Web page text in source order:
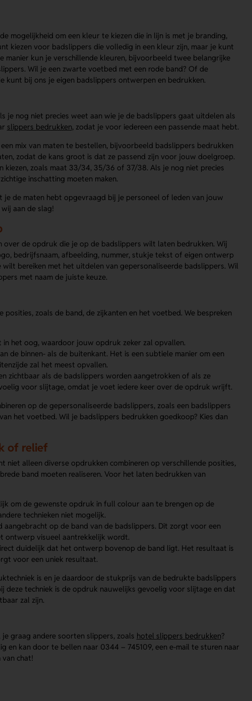
mogelijkheid om een kleur te kiezen die in lijn is met je branding,
kiezen voor badslippers die volledig in een kleur zijn, maar je kunt
kun je verschillende kleuren, bijvoorbeeld twee belangrijke
Wil je een zwarte voetbed met een rode band? Of de
kunt bij ons je eigen badslippers ontwerpen en bedrukken.
je nog niet precies weet aan wie je de badslippers gaat uitdelen als
slippers bedrukken, zodat je voor iedereen een passende maat hebt.
mix van maten te bestellen, bijvoorbeeld badslippers bedrukken
zodat de kans groot is dat ze passend zijn voor jouw doelgroep.
zoals maat 33/34, 35/36 of 37/38. Als je nog niet precies
inschatting moeten maken.
de maten hebt opgevraagd bij je personeel of leden van jouw
aan de slag!
over de opdruk die je op de badslippers wilt laten bedrukken. Wij
bedrijfsnaam, afbeelding, nummer, stukje tekst of eigen ontwerp
bereiken met het uitdelen van gepersonaliseerde badslippers. Wil
met naam de juiste keuze.
zoals de band, de zijkanten en het voetbed. We bespreken
in het oog, waardoor jouw opdruk zeker zal opvallen.
de binnen- als de buitenkant. Het is een subtiele manier om een
zal het meest opvallen.
zichtbaar als de badslippers worden aangetrokken of als ze
voor slijtage, omdat je voet iedere keer over de opdruk wrijft.
op de gepersonaliseerde badslippers, zoals een badslippers
het voetbed. Wil je badslippers bedrukken goedkoop? Kies dan
of relief
alleen diverse opdrukken combineren op verschillende posities,
band moeten realiseren. Voor het laten bedrukken van
om de gewenste opdruk in full colour aan te brengen op de
technieken niet mogelijk.
op de band van de badslippers. Dit zorgt voor een
ontwerp visueel aantrekkelijk wordt.
duidelijk dat het ontwerp bovenop de band ligt. Het resultaat is
voor een uniek resultaat.
is en je daardoor de stukprijs van de bedrukte badslippers
techniek is de opdruk nauwelijks gevoelig voor slijtage en dat
zal zijn.
graag andere soorten slippers, zoals hotel slippers bedrukken?
en kan door te bellen naar 0344 – 745109, een e-mail te sturen naar
chat!